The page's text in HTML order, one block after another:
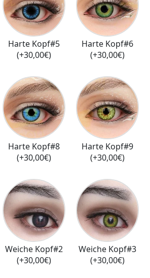
Harte Kopf#5
(+30,00€)
Harte Kopf#6
(+30,00€)
Harte Kopf#8
(+30,00€)
Harte Kopf#9
(+30,00€)
Weiche Kopf#2
(+30,00€)
Weiche Kopf#3
(+30,00€)